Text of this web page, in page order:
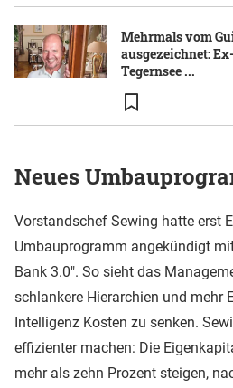
Mehrmals vom
ausgezeichnet:
Tegernsee ...
Neues
Vorstandschef Sewing hatte erst
Umbauprogramm angekündigt
Bank 3.0". So sieht das
schlankere Hierarchien und mehr
Intelligenz Kosten zu senken.
effizienter machen: Die
mehr als zehn Prozent steigen,